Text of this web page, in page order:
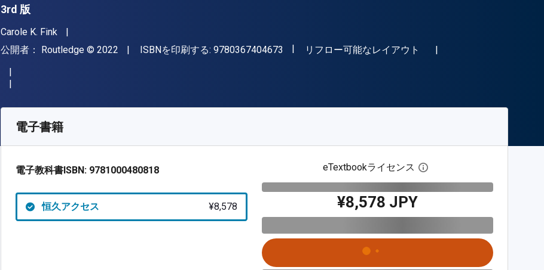
3rd 版
著者
Carole K. Fink
出版社
公開者： Routledge 著作権
© 2022 ISBNを印刷する: 9780367404673 "ISBN-13 9780367404673"
形式
リフロー可能なレイアウト
SKU:
電子書籍
電子教科書ISBN: 9781000480818
恒久アクセス ¥8,578
eTextbookライセンス デジタルライセンスダイ
¥8,578 JPY